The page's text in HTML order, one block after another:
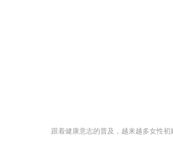
跟着健康意志的普及，越来越多女性